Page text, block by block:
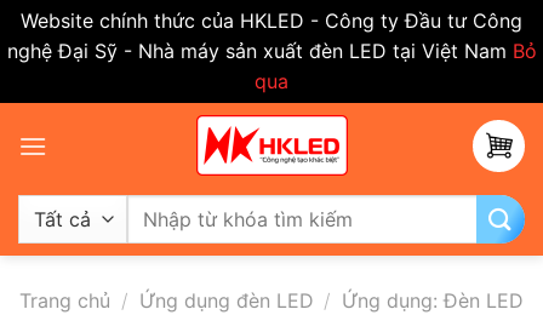
Website chính thức của HKLED - Công ty Đầu tư Công
nghệ Đại Sỹ - Nhà máy sản xuất đèn LED tại Việt Nam Bỏ
qua
qua
dung
Tìm
kiếm:
Trang chủ / Ứng dụng đèn LED / Ứng dụng: Đèn LED